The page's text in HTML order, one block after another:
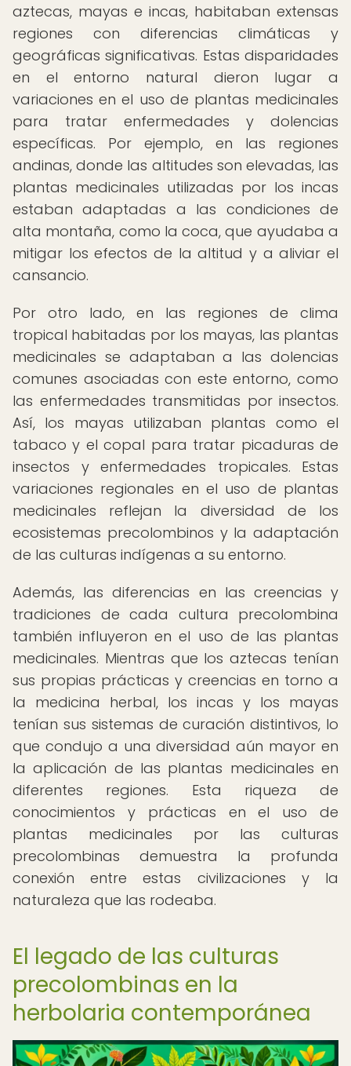
aztecas, mayas e incas, habitaban extensas
regiones con diferencias climáticas y
geográficas significativas. Estas disparidades
en el entorno natural dieron lugar a
variaciones en el uso de plantas medicinales
para tratar enfermedades y dolencias
específicas. Por ejemplo, en las regiones
andinas, donde las altitudes son elevadas, las
plantas medicinales utilizadas por los incas
estaban adaptadas a las condiciones de
alta montaña, como la coca, que ayudaba a
mitigar los efectos de la altitud y a aliviar el
cansancio.
Por otro lado, en las regiones de clima
tropical habitadas por los mayas, las plantas
medicinales se adaptaban a las dolencias
comunes asociadas con este entorno, como
las enfermedades transmitidas por insectos.
Así, los mayas utilizaban plantas como el
tabaco y el copal para tratar picaduras de
insectos y enfermedades tropicales. Estas
variaciones regionales en el uso de plantas
medicinales reflejan la diversidad de los
ecosistemas precolombinos y la adaptación
de las culturas indígenas a su entorno.
Además, las diferencias en las creencias y
tradiciones de cada cultura precolombina
también influyeron en el uso de las plantas
medicinales. Mientras que los aztecas tenían
sus propias prácticas y creencias en torno a
la medicina herbal, los incas y los mayas
tenían sus sistemas de curación distintivos, lo
que condujo a una diversidad aún mayor en
la aplicación de las plantas medicinales en
diferentes regiones. Esta riqueza de
conocimientos y prácticas en el uso de
plantas medicinales por las culturas
precolombinas demuestra la profunda
conexión entre estas civilizaciones y la
naturaleza que las rodeaba.
El legado de las culturas
precolombinas en la
herbolaria contemporánea